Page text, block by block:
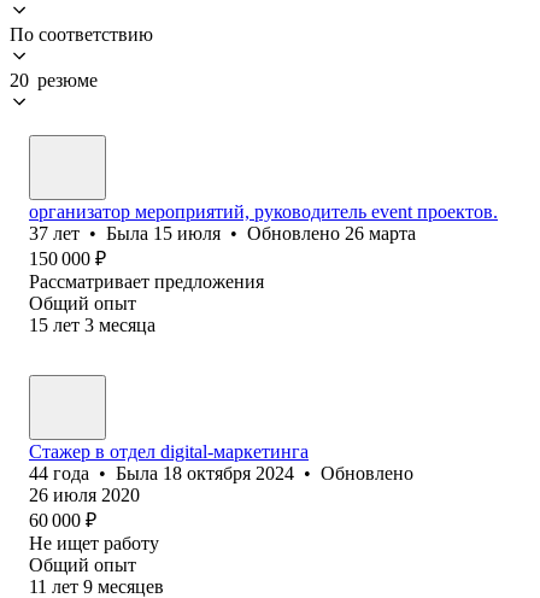
По соответствию
20 резюме
организатор мероприятий, руководитель event проектов.
37 лет • Была 15 июля • Обновлено 26 марта
150 000 ₽
Рассматривает предложения
Общий опыт
15 лет 3 месяца
Стажер в отдел digital-маркетинга
44 года • Была 18 октября 2024 • Обновлено
26 июля 2020
60 000 ₽
Не ищет работу
Общий опыт
11 лет 9 месяцев